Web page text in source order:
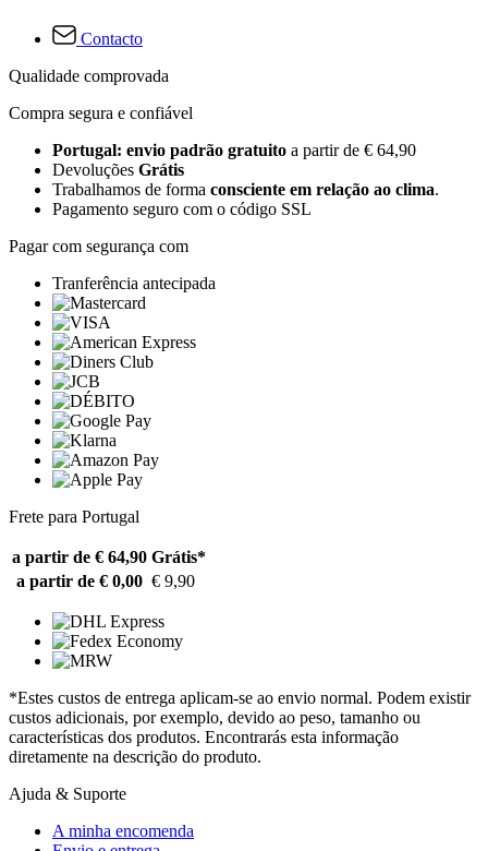
Contacto
Qualidade comprovada
Compra segura e confiável
Portugal: envio padrão gratuito a partir de € 64,90
Devoluções Grátis
Trabalhamos de forma consciente em relação ao clima.
Pagamento seguro com o código SSL
Pagar com segurança com
Tranferência antecipada
Frete para Portugal
a partir de € 64,90 Grátis*
a partir de € 0,00 € 9,90
*Estes custos de entrega aplicam-se ao envio normal. Podem existir
custos adicionais, por exemplo, devido ao peso, tamanho ou
características dos produtos. Encontrarás esta informação
diretamente na descrição do produto.
Ajuda & Suporte
A minha encomenda